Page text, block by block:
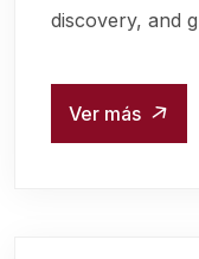
discovery, and
Ver más